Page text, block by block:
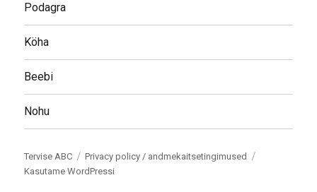
Podagra
Köha
Beebi
Nohu
Tervise ABC
Privacy policy / andmekaitsetingimused
Kasutame WordPressi